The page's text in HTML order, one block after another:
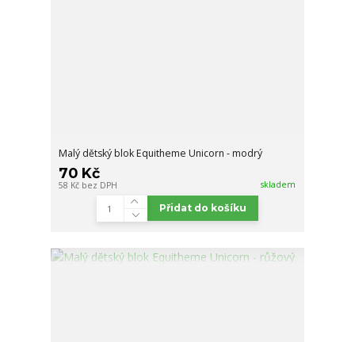
Malý dětský blok Equitheme Unicorn - modrý
70 Kč
58 Kč bez DPH skladem
Přidat do košíku